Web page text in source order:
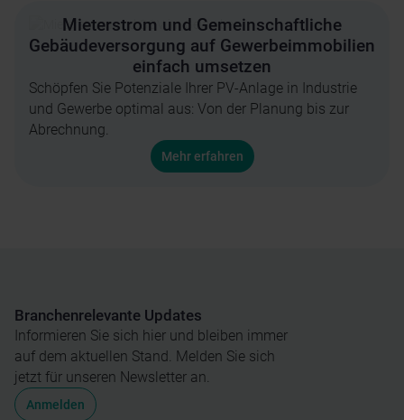
Mieterstrom und Gemeinschaftliche
Gebäudeversorgung auf Gewerbeimmobilien
einfach umsetzen
Schöpfen Sie Potenziale Ihrer PV-Anlage in Industrie
und Gewerbe optimal aus: Von der Planung bis zur
Abrechnung.
Mehr erfahren
Branchenrelevante Updates
Informieren Sie sich hier und bleiben immer
auf dem aktuellen Stand. Melden Sie sich
jetzt für unseren Newsletter an.
Anmelden